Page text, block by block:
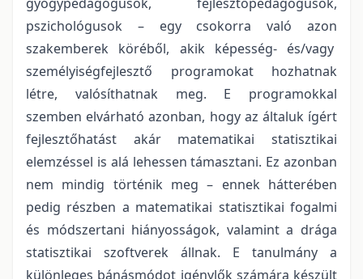
pszichológusok – egy csokorra való azon
szakemberek köréből, akik képesség- és/vagy
személyiségfejlesztő programokat hozhatnak
létre, valósíthatnak meg. E programokkal
szemben elvárható azonban, hogy az általuk ígért
fejlesztőhatást akár matematikai statisztikai
elemzéssel is alá lehessen támasztani. Ez azonban
nem mindig történik meg – ennek hátterében
pedig részben a matematikai statisztikai fogalmi
és módszertani hiányosságok, valamint a drága
statisztikai szoftverek állnak. E tanulmány a
különleges bánásmódot igénylők számára készült